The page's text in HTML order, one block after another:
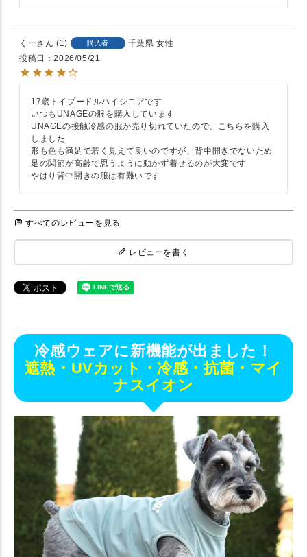
くー 1 購入者 千葉県 女性
投稿日
2026/05/21
17歳トイプードルハイシニアです
いつもUNAGEの服を購入しています
UNAGEの接触冷感の服が売り切れていたので、こちらを購入
しました
形も色も満足で若く見えて良いのですが、背中開きでないため
足の関節が高齢で思うように動かず着せるのが大変です
すべてのレビューを見る
レビューを書く
冷感ウェアに新機能が出ました！
遮熱・UVカット・冷感・抗菌・マイ
ナスイオン